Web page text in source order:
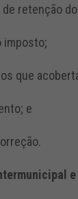
retenção
que
e